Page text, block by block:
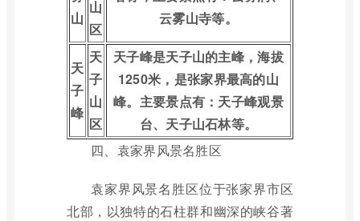
山
山
区
云雾山寺等。
天
子
峰
天
子
山
区
天子峰是天子山的主峰，海拔
1250米，是张家界最高的山
峰。主要景点有：天子峰观景
台、天子山石林等。
四、袁家界风景名胜区
袁家界风景名胜区位于张家界市区
北部，以独特的石柱群和幽深的峡谷著